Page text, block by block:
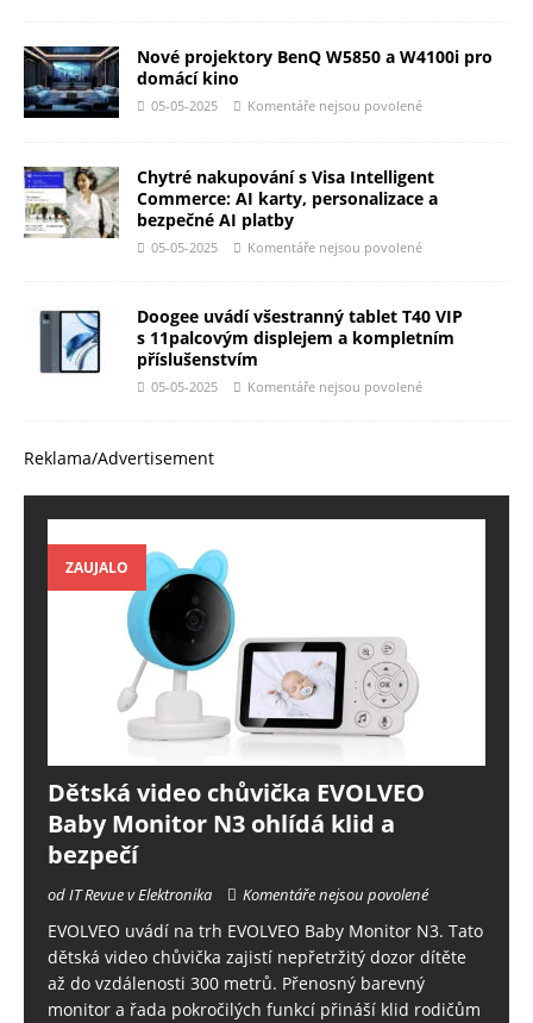
Nové projektory BenQ W5850 a W4100i pro
domácí kino
05-05-2025 Komentáře nejsou povolené
Chytré nakupování s Visa Intelligent
Commerce: AI karty, personalizace a
bezpečné AI platby
05-05-2025 Komentáře nejsou povolené
Doogee uvádí všestranný tablet T40 VIP
s 11palcovým displejem a kompletním
příslušenstvím
05-05-2025 Komentáře nejsou povolené
Reklama/Advertisement
ZAUJALO
Dětská video chůvička EVOLVEO
Baby Monitor N3 ohlídá klid a
bezpečí
od IT Revue v Elektronika Komentáře nejsou povolené
EVOLVEO uvádí na trh EVOLVEO Baby Monitor N3. Tato
dětská video chůvička zajistí nepřetržitý dozor dítěte
až do vzdálenosti 300 metrů. Přenosný barevný
monitor a řada pokročilých funkcí přináší klid rodičům